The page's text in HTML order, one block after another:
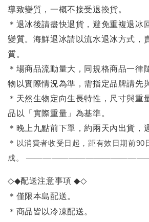
導致變質，一概不接受退換貨。
＊退冰後請盡快退貨，避免重複退冰
變質。海鮮退冰請以流水退冰方式，
質。
＊場商品流動量大，同規格商品一律
物以實際情況為準，需指定品牌請先
＊天然生物定向生長特性，尺寸與重
品以「實際重量」為基準。
＊晚上九點前下單，約兩天內出貨，
＊ 以消費者收受日起，距有效日期前90
成。
◇◆配送注意事項◆◇
＊僅限本島配送。
＊商品皆以冷凍配送。